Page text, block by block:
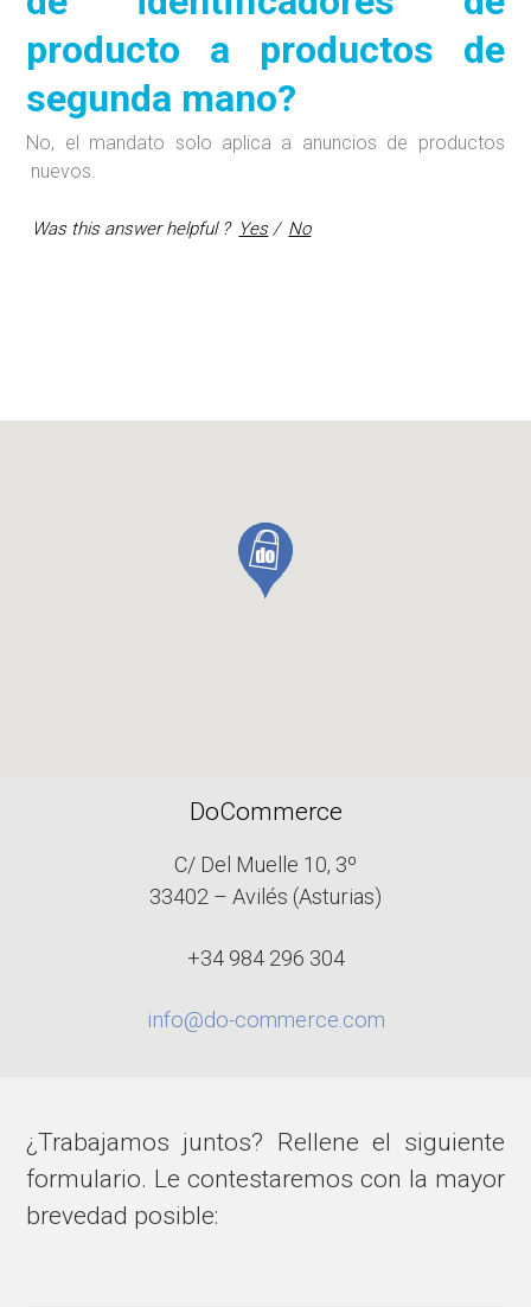
producto a productos de
segunda mano?
No, el mandato solo aplica a anuncios de productos
nuevos.
Was this answer helpful ? Yes / No
DoCommerce
C/ Del Muelle 10, 3º
33402 – Avilés (Asturias)
+34 984 296 304
info@do-commerce.com
¿Trabajamos juntos? Rellene el siguiente
formulario. Le contestaremos con la mayor
brevedad posible: